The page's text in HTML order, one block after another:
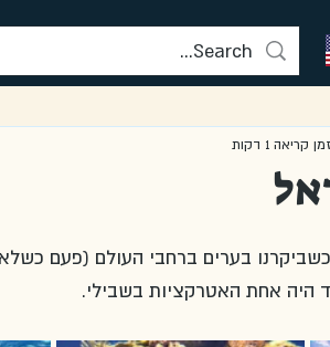
זמן קריאה 1 דקות
בערים ברחבי העולם (פעם
היה אחת האטרקציות בשבילי.